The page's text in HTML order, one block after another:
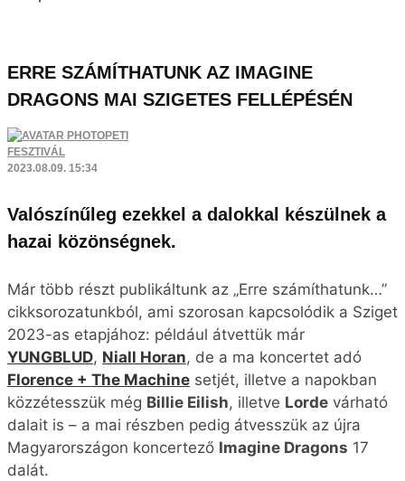
ERRE SZÁMÍTHATUNK AZ IMAGINE
DRAGONS MAI SZIGETES FELLÉPÉSÉN
PETI
FESZTIVÁL
2023.08.09. 15:34
Valószínűleg ezekkel a dalokkal készülnek a
hazai közönségnek.
Már több részt publikáltunk az „Erre számíthatunk…”
cikksorozatunkból, ami szorosan kapcsolódik a Sziget
2023-as etapjához: például átvettük már
YUNGBLUD, Niall Horan, de a ma koncertet adó
Florence + The Machine setjét, illetve a napokban
közzétesszük még Billie Eilish, illetve Lorde várható
dalait is – a mai részben pedig átvesszük az újra
Magyarországon koncertező Imagine Dragons 17
dalát.